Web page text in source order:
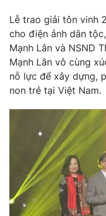
Lễ trao giải tôn vinh
cho điện ảnh dân
Mạnh Lân và NSND
Mạnh Lân vô cùng
nỗ lực để xây dựng,
non trẻ tại Việt Nam.